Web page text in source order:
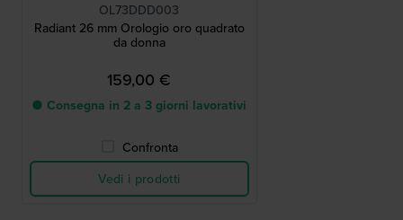
OL73DDD003
Radiant 26 mm Orologio oro quadrato
da donna
159,00 €
● Consegna in 2 a 3 giorni lavorativi
Confronta
Vedi i prodotti